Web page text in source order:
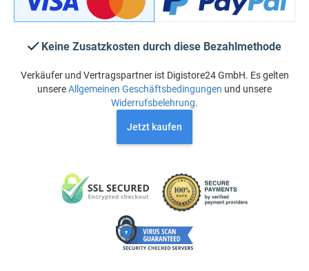
Keine Zusatzkosten durch diese Bezahlmethode
Verkäufer und Vertragspartner ist Digistore24 GmbH. Es gelten
unsereAllgemeinen Geschäftsbedingungen und unsere
Widerrufsbelehrung.
Jetzt kaufen